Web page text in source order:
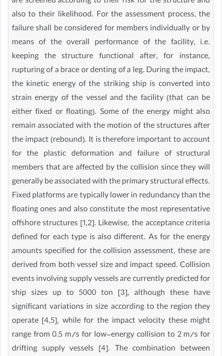
also to their likelihood. For the assessment process, the
failure shall be considered for members individually or by
means of the overall performance of the facility, i.e.
keeping the structure functional after, for instance,
rupturing of a brace or denting of a leg. During the impact,
the kinetic energy of the striking ship is converted into
strain energy of the vessel and the facility (that can be
either fixed or floating). Some of the energy might also
remain associated with the motion of the structures after
the impact (rebound). It is therefore important to account
for the plastic deformation and failure of structural
members that are affected by the collision since they will
generally be associated with the primary structural effects.
Fixed platforms are typically lower in redundancy than the
floating ones and also constitute the most representative
offshore structures [1,2]. Likewise, the acceptance criteria
defined for each type is also different. As for the energy
amounts specified for the collision assessment, these are
derived from both vessel size and impact speed. Collision
events involving supply vessels are currently predicted for
ship sizes up to 5000 ton [3], although these have
significant variations in size according to the region they
operate [4,5], while for the impact velocity these might
range from 0.5 m/s for low-energy collision to 2 m/s for
drifting supply vessels [4]. The combination between